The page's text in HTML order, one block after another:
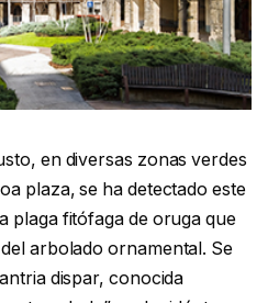
en diversas zonas verdes
plaza, se ha detectado este
plaga fitófaga de oruga que
arbolado ornamental. Se
dispar, conocida